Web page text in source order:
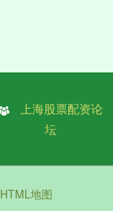
上海股票配资论
坛
HTML地图